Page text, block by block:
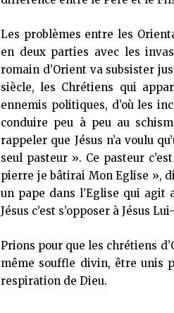
Les problèmes entre les
en deux parties avec les
romain d’Orient va subsister
siècle, les Chrétiens qui
ennemis politiques, d’où les
conduire peu à peu au
rappeler que Jésus n’a voulu
seul pasteur ». Ce pasteur
pierre je bâtirai Mon Eglise »,
un pape dans l’Eglise qui agit
Jésus c’est s’opposer à Jésus
Prions pour que les chrétiens
même souffle divin, être unis
respiration de Dieu.